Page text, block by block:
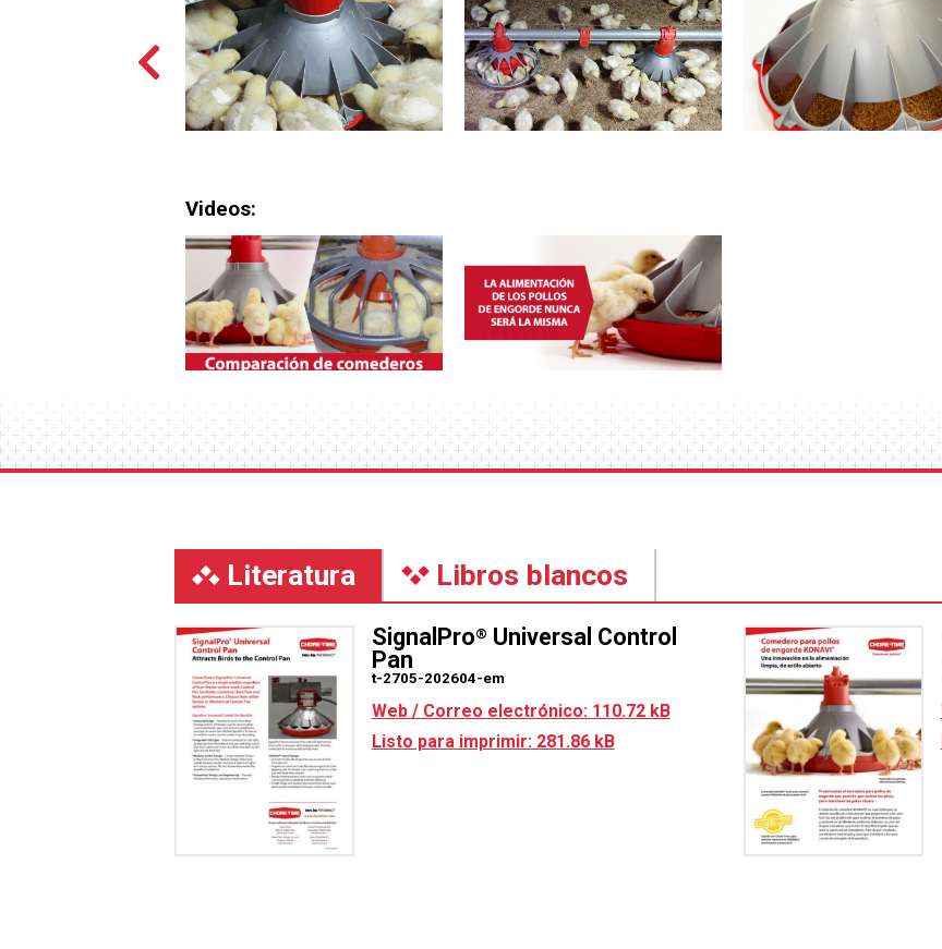
Videos:
Literatura Libros blancos
SignalPro® Universal Control
Pan
t-2705-202604-em
Web / Correo electrónico: 110.72 kB
Listo para imprimir: 281.86 kB